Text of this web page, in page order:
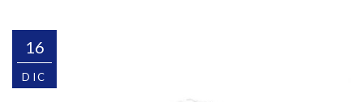
16
DIC